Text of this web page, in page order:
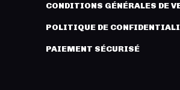
CONDITIONS GÉNÉRALES DE
POLITIQUE DE
PAIEMENT SÉCURISÉ